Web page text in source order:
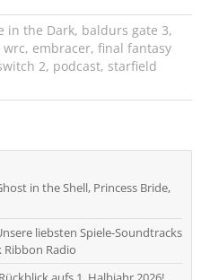
in the Dark, baldurs gate 3,
wrc, embracer, final fantasy
2, podcast, starfield
in the Shell, Princess Bride,
liebsten Spiele-Soundtracks
Ribbon Radio